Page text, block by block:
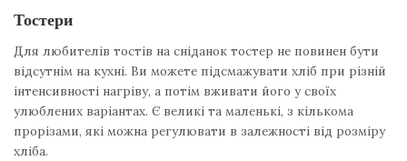
Тостери
Для любителів тостів на сніданок тостер не повинен бути
відсутнім на кухні. Ви можете підсмажувати хліб при різній
інтенсивності нагріву, а потім вживати його у своїх
улюблених варіантах. Є великі та маленькі, з кількома
прорізами, які можна регулювати в залежності від розміру
хліба.